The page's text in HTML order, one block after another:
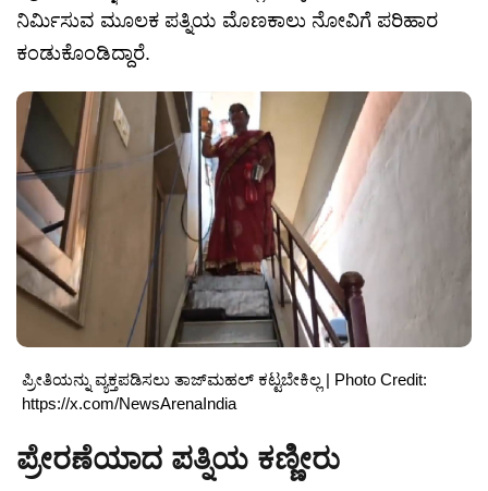
ನಿರ್ಮಿಸುವ ಮೂಲಕ ಪತ್ನಿಯ ಮೊಣಕಾಲು ನೋವಿಗೆ ಪರಿಹಾರ
ಕಂಡುಕೊಂಡಿದ್ದಾರೆ.
ಪ್ರೀತಿಯನ್ನು ವ್ಯಕ್ತಪಡಿಸಲು ತಾಜ್‌ಮಹಲ್ ಕಟ್ಟಬೇಕಿಲ್ಲ | Photo Credit:
https://x.com/NewsArenaIndia
ಪ್ರೇರಣೆಯಾದ ಪತ್ನಿಯ ಕಣ್ಣೀರು